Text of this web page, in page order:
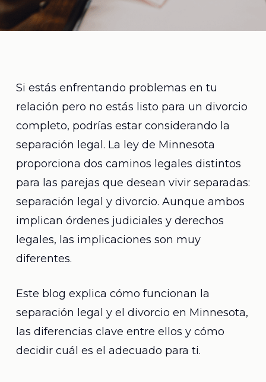
Si estás enfrentando problemas en tu
relación pero no estás listo para un divorcio
completo, podrías estar considerando la
separación legal. La ley de Minnesota
proporciona dos caminos legales distintos
para las parejas que desean vivir separadas:
separación legal y divorcio. Aunque ambos
implican órdenes judiciales y derechos
legales, las implicaciones son muy
diferentes.
Este blog explica cómo funcionan la
separación legal y el divorcio en Minnesota,
las diferencias clave entre ellos y cómo
decidir cuál es el adecuado para ti.